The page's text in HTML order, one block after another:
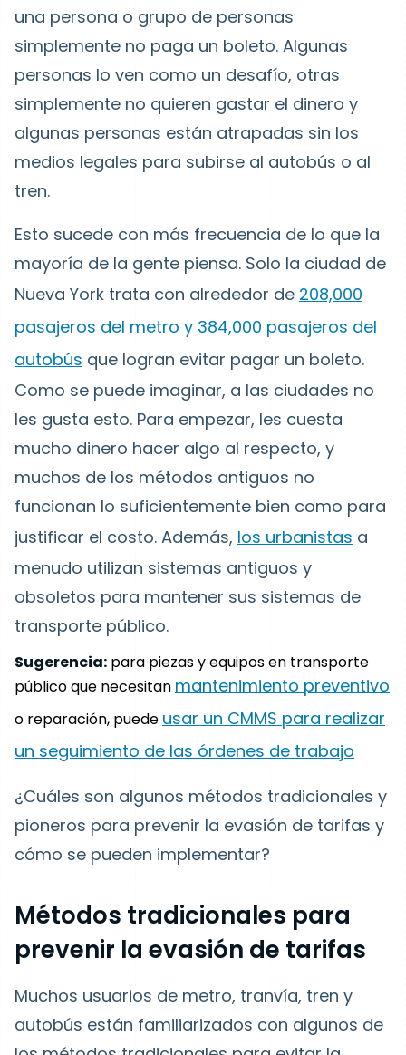
una persona o grupo de personas
simplemente no paga un boleto. Algunas
personas lo ven como un desafío, otras
simplemente no quieren gastar el dinero y
algunas personas están atrapadas sin los
medios legales para subirse al autobús o al
tren.
Esto sucede con más frecuencia de lo que la
mayoría de la gente piensa. Solo la ciudad de
Nueva York trata con alrededor de 208,000
pasajeros del metro y 384,000 pasajeros del
autobús que logran evitar pagar un boleto.
Como se puede imaginar, a las ciudades no
les gusta esto. Para empezar, les cuesta
mucho dinero hacer algo al respecto, y
muchos de los métodos antiguos no
funcionan lo suficientemente bien como para
justificar el costo. Además, los urbanistas a
menudo utilizan sistemas antiguos y
obsoletos para mantener sus sistemas de
transporte público.
Sugerencia: para piezas y equipos en transporte
público que necesitan mantenimiento preventivo
o reparación, puede usar un CMMS para realizar
un seguimiento de las órdenes de trabajo
¿Cuáles son algunos métodos tradicionales y
pioneros para prevenir la evasión de tarifas y
cómo se pueden implementar?
Métodos tradicionales para
prevenir la evasión de tarifas
Muchos usuarios de metro, tranvía, tren y
autobús están familiarizados con algunos de